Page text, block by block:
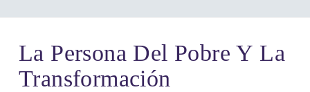
La Persona Del Pobre Y La
Transformación